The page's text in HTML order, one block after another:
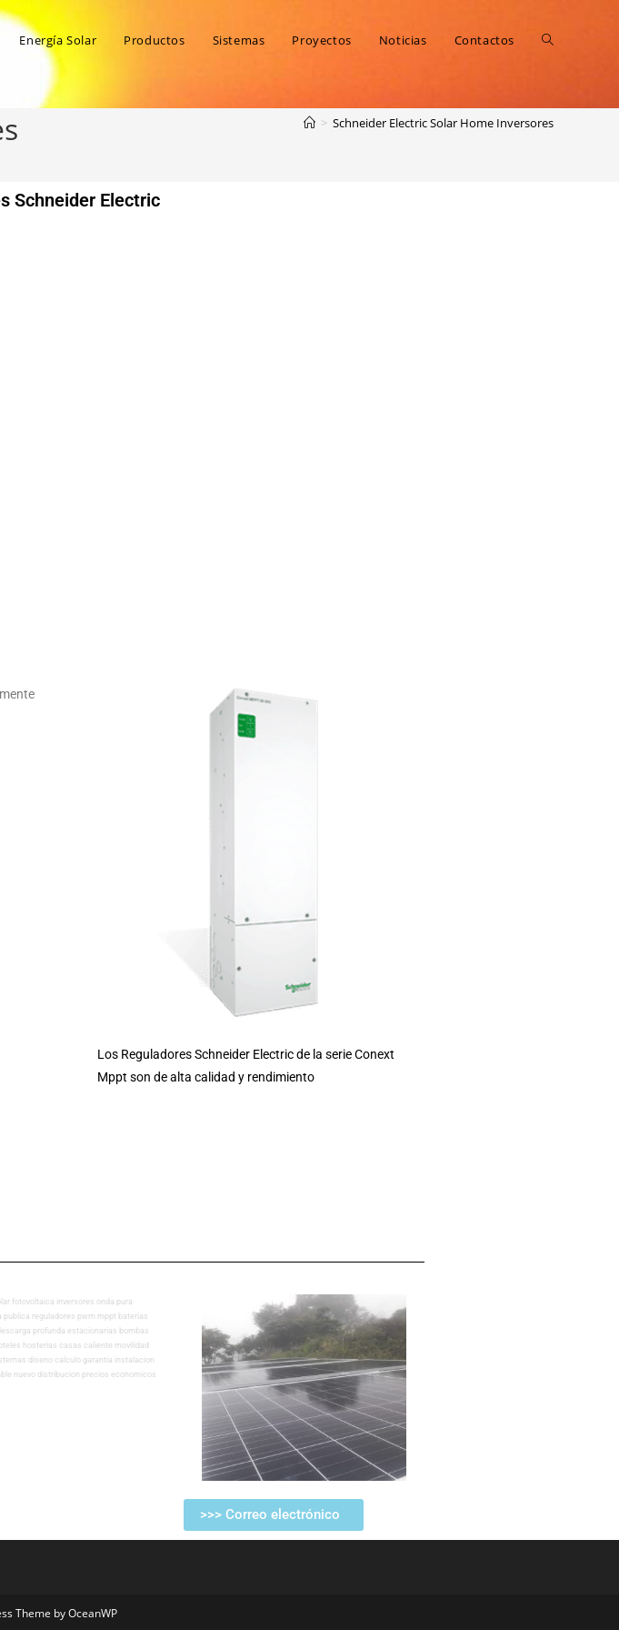
Energía Solar Productos Sistemas Proyectos Noticias Contactos
> Schneider Electric Solar Home Inversores
Schneider Electric
Los Reguladores Schneider Electric de la serie Conext
Mppt son de alta calidad y rendimiento
fotovoltaica inversores onda pura
publica reguladores pwm mppt baterias
profunda estacionarias bombas
hosterias casas caliente movilidad
diseno calculo garantia instalacion
nuevo distribucion precios economicos
>>> Correo electrónico
Theme by OceanWP